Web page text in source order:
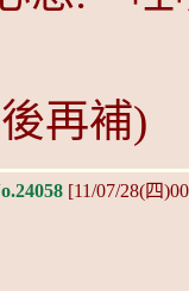
再補)
[11/07/28(四